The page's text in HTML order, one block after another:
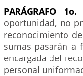
PARÁGRAFO 1o.
oportunidad, no
reconocimiento
sumas pasarán a
encargada del
personal